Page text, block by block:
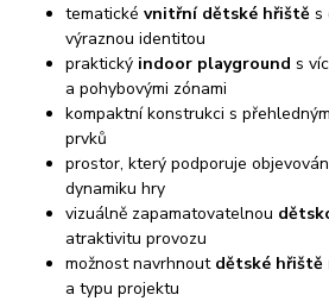
tematické vnitřní dětské hřiště s
výraznou identitou
praktický indoor playground s
a pohybovými zónami
kompaktní konstrukci s
prvků
prostor, který podporuje
dynamiku hry
vizuálně zapamatovatelnou
atraktivitu provozu
možnost navrhnout dětské hřiště
a typu projektu